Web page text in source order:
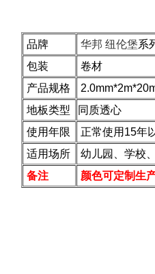
品牌 华邦 纽伦堡系
包装
卷材
产品规格
地板类型
同质透心
使用年限
正常使用15年
适用场所
幼儿园、学校
备注
颜色可定制生